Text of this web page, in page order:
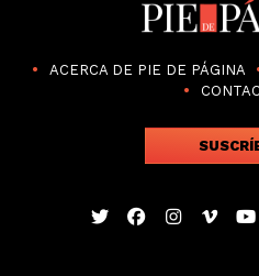
ACERCA DE PIE DE PÁGINA